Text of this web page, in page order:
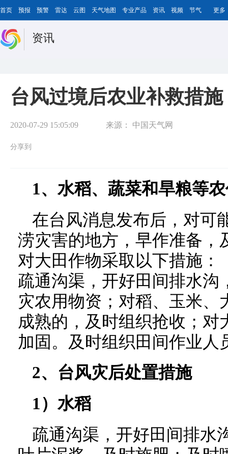
首页 预报 预警 雷达 云图 天气地图 专业产品 资讯 视频 节气 更多
资讯
台风过境后农业补救措施
2020-07-29 15:05:09 来源： 中国天气网
分享到
1、水稻、蔬菜和旱粮等
在台风消息发布后，对可
涝灾害的地方，早作准备，
对大田作物采取以下措施：
疏通沟渠，开好田间排水沟
灾农用物资；对稻、玉米、
成熟的，及时组织抢收；对
加固。及时组织田间作业人
2、台风灾后处置措施
1）水稻
疏通沟渠，开好田间排水